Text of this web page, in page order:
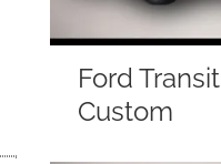
Ford Transit
Custom